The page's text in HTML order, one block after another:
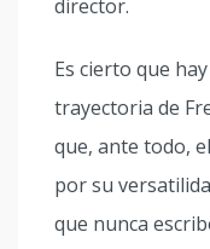
director.
Es cierto que
trayectoria de
que, ante todo,
por su
que nunca